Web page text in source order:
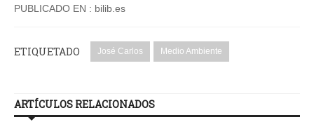
PUBLICADO EN : bilib.es
ETIQUETADO José Carlos Medio Ambiente
ARTÍCULOS RELACIONADOS